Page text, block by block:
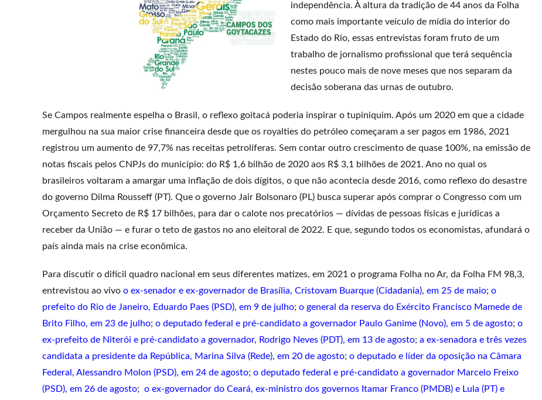
independência. À altura da tradição de 44 anos da Folha
como mais importante veículo de mídia do interior do
Estado do Rio, essas entrevistas foram fruto de um
trabalho de jornalismo profissional que terá sequência
nestes pouco mais de nove meses que nos separam da
decisão soberana das urnas de outubro.
Se Campos realmente espelha o Brasil, o reflexo goitacá poderia inspirar o tupiniquim. Após um 2020 em que a cidade
mergulhou na sua maior crise financeira desde que os royalties do petróleo começaram a ser pagos em 1986, 2021
registrou um aumento de 97,7% nas receitas petrolíferas. Sem contar outro crescimento de quase 100%, na emissão de
notas fiscais pelos CNPJs do município: do R$ 1,6 bilhão de 2020 aos R$ 3,1 bilhões de 2021. Ano no qual os
brasileiros voltaram a amargar uma inflação de dois dígitos, o que não acontecia desde 2016, como reflexo do desastre
do governo Dilma Rousseff (PT). Que o governo Jair Bolsonaro (PL) busca superar após comprar o Congresso com um
Orçamento Secreto de R$ 17 bilhões, para dar o calote nos precatórios — dívidas de pessoas físicas e jurídicas a
receber da União — e furar o teto de gastos no ano eleitoral de 2022. E que, segundo todos os economistas, afundará o
país ainda mais na crise econômica.
Para discutir o difícil quadro nacional em seus diferentes matizes, em 2021 o programa Folha no Ar, da Folha FM 98,3,
entrevistou ao vivo o ex-senador e ex-governador de Brasília, Cristovam Buarque (Cidadania), em 25 de maio; o
prefeito do Rio de Janeiro, Eduardo Paes (PSD), em 9 de julho; o general da reserva do Exército Francisco Mamede de
Brito Filho, em 23 de julho; o deputado federal e pré-candidato a governador Paulo Ganime (Novo), em 5 de agosto; o
ex-prefeito de Niterói e pré-candidato a governador, Rodrigo Neves (PDT), em 13 de agosto; a ex-senadora e três vezes
candidata a presidente da República, Marina Silva (Rede), em 20 de agosto; o deputado e líder da oposição na Câmara
Federal, Alessandro Molon (PSD), em 24 de agosto; o deputado federal e pré-candidato a governador Marcelo Freixo
(PSD), em 26 de agosto; o ex-governador do Ceará, ex-ministro dos governos Itamar Franco (PMDB) e Lula (PT) e